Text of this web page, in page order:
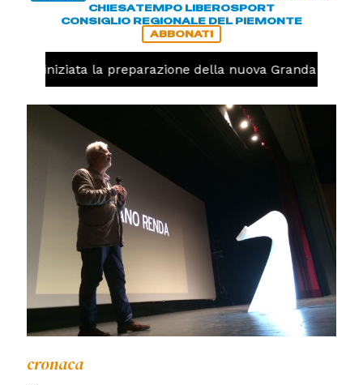
CHIESATEMPO LIBEROSPORT
CONSIGLIO REGIONALE DEL PIEMONTE
ABBONATI
iniziata la preparazione della nuova Granda Volley
cronaca